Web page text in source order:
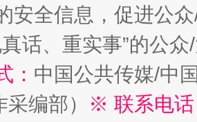
安全信息，促进公
真话、重实事”的公
： 中国公共传媒/中
采编部）
※ 联系电